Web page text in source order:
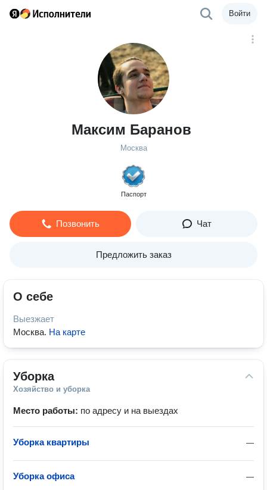
Войти
Максим Баранов
Москва
Паспорт
Позвонить Чат
Предложить заказ
О себе
Выезжает
Москва. На карте
Уборка
Хозяйство и уборка
Место работы: по адресу и на выездах
—
Уборка квартиры
—
Уборка офиса